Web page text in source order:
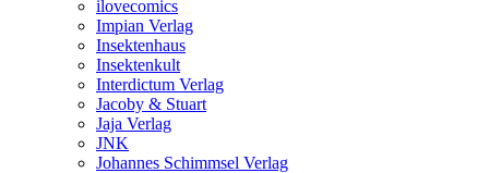
ilovecomics
Impian Verlag
Insektenhaus
Insektenkult
Interdictum Verlag
Jacoby & Stuart
Jaja Verlag
JNK
Johannes Schimmsel Verlag